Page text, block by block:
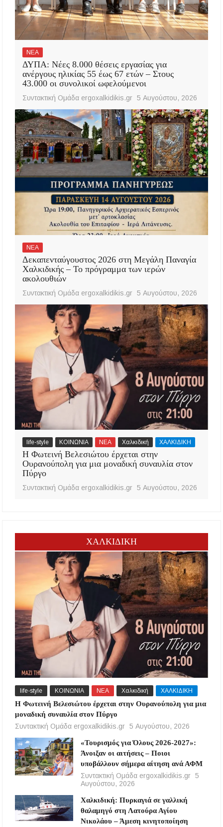
ΝΕΑ
ΔΥΠΑ: Νέες 8.000 θέσεις εργασίας για
ανέργους ηλικίας 55 έως 67 ετών – Στους
43.000 οι συνολικοί ωφελούμενοι
Συντακτική Ομάδα ergoxalkidikis.gr 5 Αυγούστου, 2026
ΝΕΑ
Δεκαπενταύγουστος 2026 στη Μεγάλη Παναγία
Χαλκιδικής – Το πρόγραμμα των ιερών
ακολουθιών
Συντακτική Ομάδα ergoxalkidikis.gr 5 Αυγούστου, 2026
life-style ΚΟΙΝΩΝΙΑ ΝΕΑ Χαλκιδική ΧΑΛΚΙΔΙΚΗ
Η Φωτεινή Βελεσιώτου έρχεται στην
Ουρανούπολη για μια μοναδική συναυλία στον
Πύργο
Συντακτική Ομάδα ergoxalkidikis.gr 5 Αυγούστου, 2026
ΧΑΛΚΙΔΙΚΗ
life-style ΚΟΙΝΩΝΙΑ ΝΕΑ Χαλκιδική ΧΑΛΚΙΔΙΚΗ
Η Φωτεινή Βελεσιώτου έρχεται στην Ουρανούπολη για μια
μοναδική συναυλία στον Πύργο
Συντακτική Ομάδα ergoxalkidikis.gr 5 Αυγούστου, 2026
«Τουρισμός για Όλους 2026-2027»:
Άνοιξαν οι αιτήσεις – Ποιοι
υποβάλλουν σήμερα αίτηση ανά ΑΦΜ
Συντακτική Ομάδα ergoxalkidikis.gr 5
Αυγούστου, 2026
Χαλκιδική: Πυρκαγιά σε γαλλική
θαλαμηγό στη Λατούρα Αγίου
Νικολάου – Άμεση κινητοποίηση